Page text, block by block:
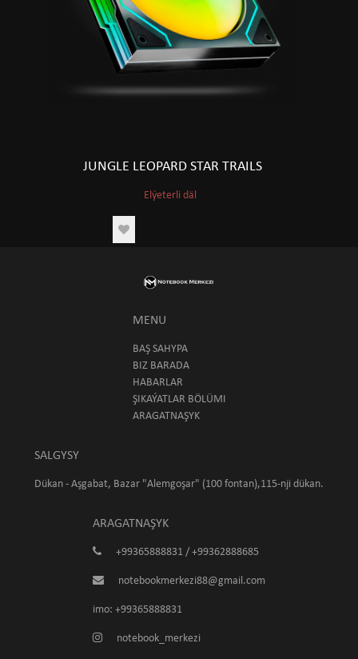
JUNGLE LEOPARD STAR TRAILS
Elýeterli däl
MENU
BAŞ SAHYPA
BIZ BARADA
HABARLAR
ŞIKAÝATLAR BÖLÜMI
ARAGATNAŞYK
SALGYSY
Dükan - Aşgabat, Bazar "Alemgoşar" (100 fontan),115-nji dükan.
ARAGATNAŞYK
+99365888831 / +99362888685
notebookmerkezi88@gmail.com
imo: +99365888831
notebook_merkezi